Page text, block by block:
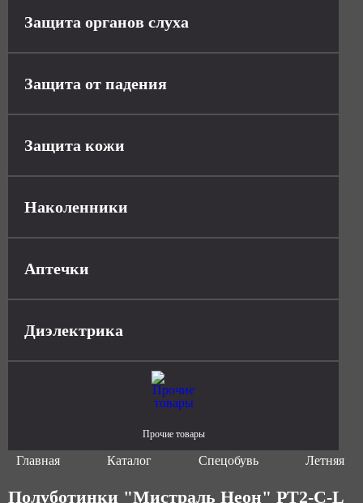
Защита органов слуха
Защита от падения
Защита кожи
Наколенники
Аптечки
Диэлектрика
Прочие товары
Главная Каталог Спецобувь Летняя
Полуботинки "Мистраль Неон" PT2-C-L